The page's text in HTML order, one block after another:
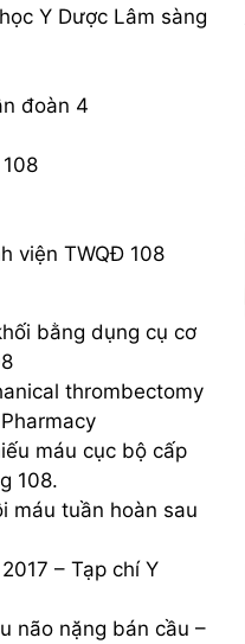
Y Dược Lâm sàng
đoàn 4
viện TWQĐ 108
bằng dụng cụ cơ
thrombectomy
máu cục bộ cấp
108.
máu tuần hoàn sau
– Tạp chí Y
não nặng bán cầu –
cứu đột quỵ đúng
người
đây khi theo dõi
truyền thông, em thấy
hợp đột quỵ khi còn rất
quỵ thực sự quá
đi sinh mạng của
người bị đột quỵ thì
cấp cứu như thế nào ạ?